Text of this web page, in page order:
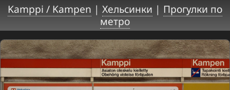
Kamppi / Kampen | Хельсинки | Прогулки по
метро